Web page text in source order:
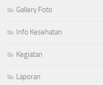
Gallery Foto
Info Kesehatan
Kegiatan
Laporan